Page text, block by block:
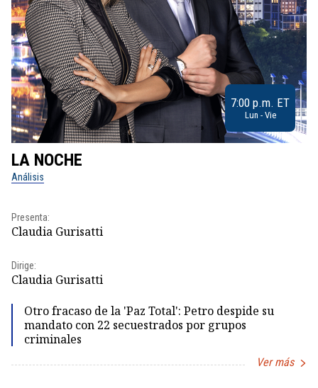
7:00 p.m. ET
Lun - Vie
LA NOCHE
Análisis
Presenta:
Claudia Gurisatti
Dirige:
Claudia Gurisatti
Otro fracaso de la 'Paz Total': Petro despide su
mandato con 22 secuestrados por grupos
criminales
Ver más